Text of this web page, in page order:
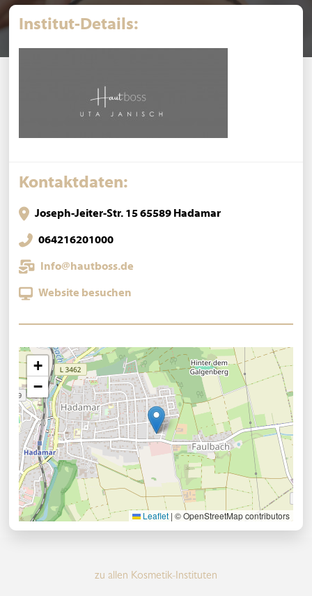
Institut-Details:
Kontaktdaten:
Joseph-Jeiter-Str. 15 65589 Hadamar
064216201000
Info@hautboss.de
Website besuchen
+
−
Leaflet | © OpenStreetMap contributors
zu allen Kosmetik-Instituten